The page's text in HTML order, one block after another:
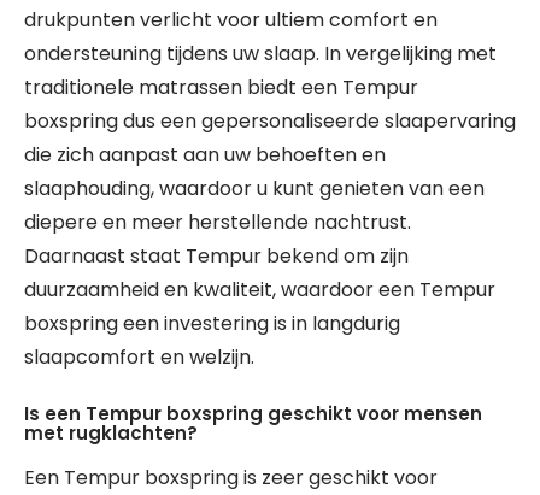
drukpunten verlicht voor ultiem comfort en
ondersteuning tijdens uw slaap. In vergelijking met
traditionele matrassen biedt een Tempur
boxspring dus een gepersonaliseerde slaapervaring
die zich aanpast aan uw behoeften en
slaaphouding, waardoor u kunt genieten van een
diepere en meer herstellende nachtrust.
Daarnaast staat Tempur bekend om zijn
duurzaamheid en kwaliteit, waardoor een Tempur
boxspring een investering is in langdurig
slaapcomfort en welzijn.
Is een Tempur boxspring geschikt voor mensen
met rugklachten?
Een Tempur boxspring is zeer geschikt voor